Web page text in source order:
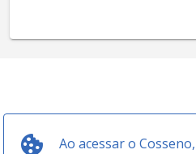
Ao acessar o